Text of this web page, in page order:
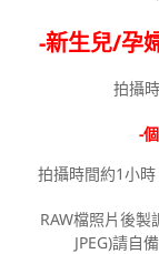
-新生兒/孕
拍攝
-
拍攝時間約1小
RAW檔照片後
JPEG)請自